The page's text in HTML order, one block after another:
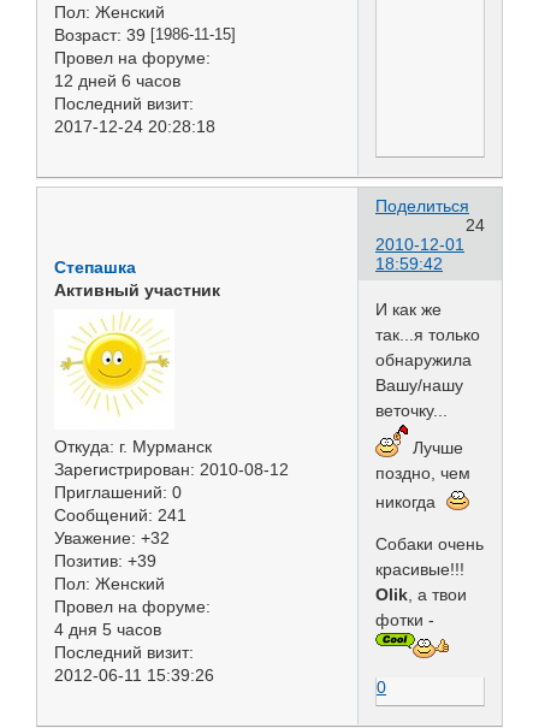
Пол: Женский
Возраст: 39 [1986-11-15]
Провел на форуме:
12 дней 6 часов
Последний визит:
2017-12-24 20:28:18
Поделиться
24
2010-12-01
18:59:42
Степашка
Активный участник
Откуда: г. Мурманск
Зарегистрирован: 2010-08-12
Приглашений: 0
Сообщений: 241
Уважение: +32
Позитив: +39
Пол: Женский
Провел на форуме:
4 дня 5 часов
Последний визит:
2012-06-11 15:39:26
И как же
так...я только
обнаружила
Вашу/нашу
веточку...
Лучше
поздно, чем
никогда
Собаки очень
красивые!!!
Olik, а твои
фотки -
0